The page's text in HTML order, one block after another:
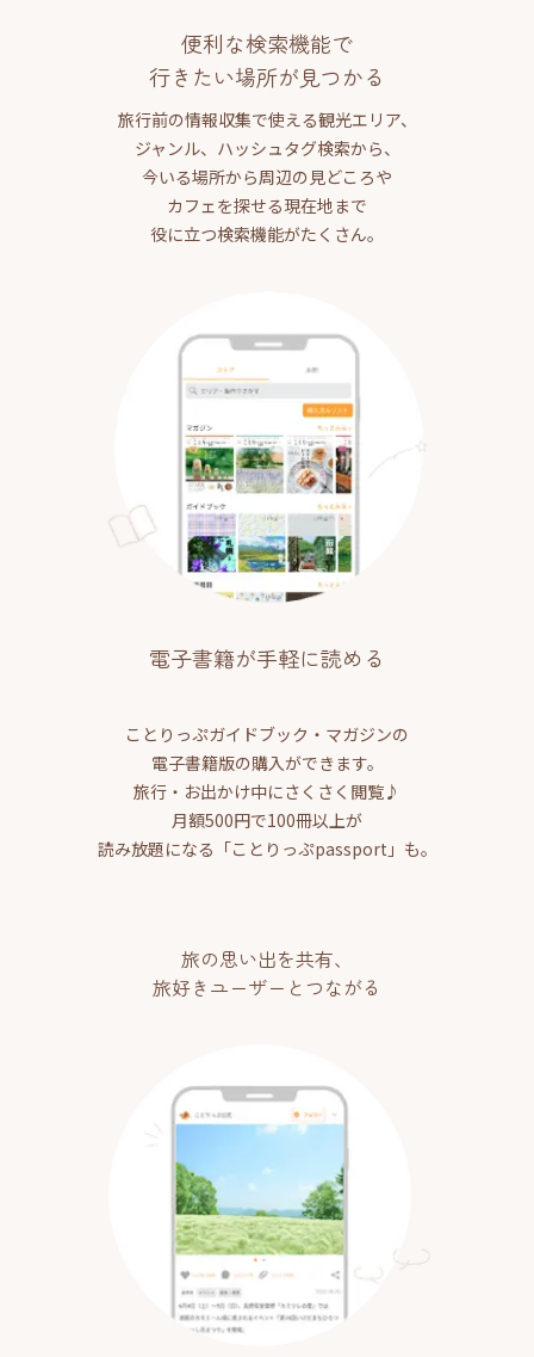
便利な検索機能で
行きたい場所が見つかる
旅行前の情報収集で使える観光エリア、
ジャンル、ハッシュタグ検索から、
今いる場所から周辺の見どころや
カフェを探せる現在地まで
役に立つ検索機能がたくさん。
電子書籍が手軽に読める
ことりっぷガイドブック・マガジンの
電子書籍版の購入ができます。
旅行・お出かけ中にさくさく閲覧♪
月額500円で100冊以上が
読み放題になる「ことりっぷpassport」も。
旅の思い出を共有、
旅好きユーザーとつながる